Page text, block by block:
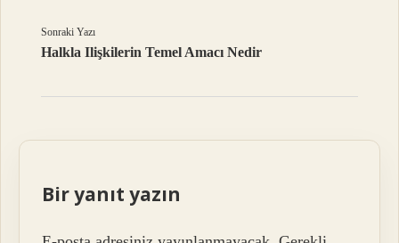
Sonraki Yazı
Halkla Ilişkilerin Temel Amacı Nedir
Bir yanıt yazın